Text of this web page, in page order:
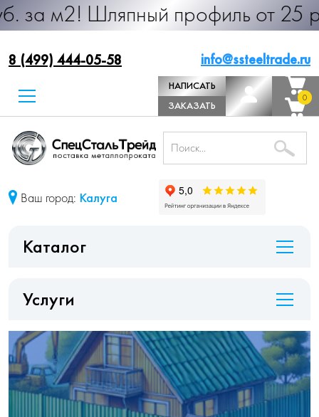
профиль от 25 руб. за
8 (499) 444-05-58 info@ssteeltrade.ru
НАПИСАТЬ
ДИРЕКТОРУ
ЗАКАЗАТЬ
ЗВОНОК
0
0
Ваш город: Калуга
Каталог
Услуги